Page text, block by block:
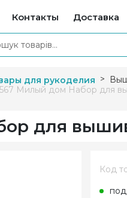
Контакты Доставка
для рукоделия
Милый дом Набор для
для
Код
под